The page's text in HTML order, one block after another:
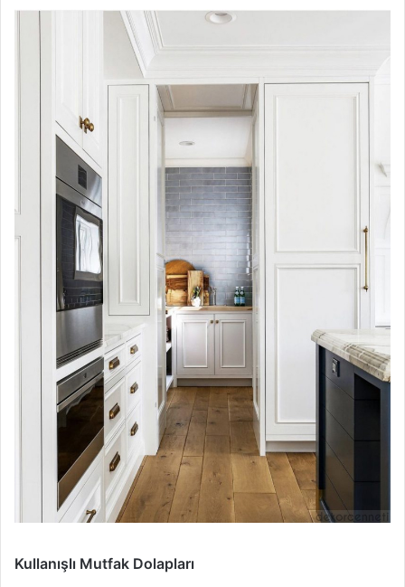
Kullanışlı Mutfak Dolapları